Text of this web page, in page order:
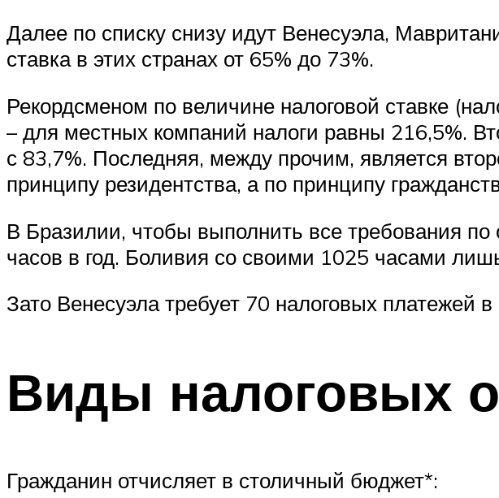
Далее по списку снизу идут Венесуэла,
ставка в этих странах от 65% до 73%.
Рекордсменом по величине налоговой ставке
– для местных компаний налоги равны 216,5%.
с 83,7%. Последняя, между прочим, является
принципу резидентства, а по принципу
В Бразилии, чтобы выполнить все требования
часов в год. Боливия со своими 1025 часами
Зато Венесуэла требует 70 налоговых платежей
Виды налоговых
Гражданин отчисляет в столичный бюджет*: